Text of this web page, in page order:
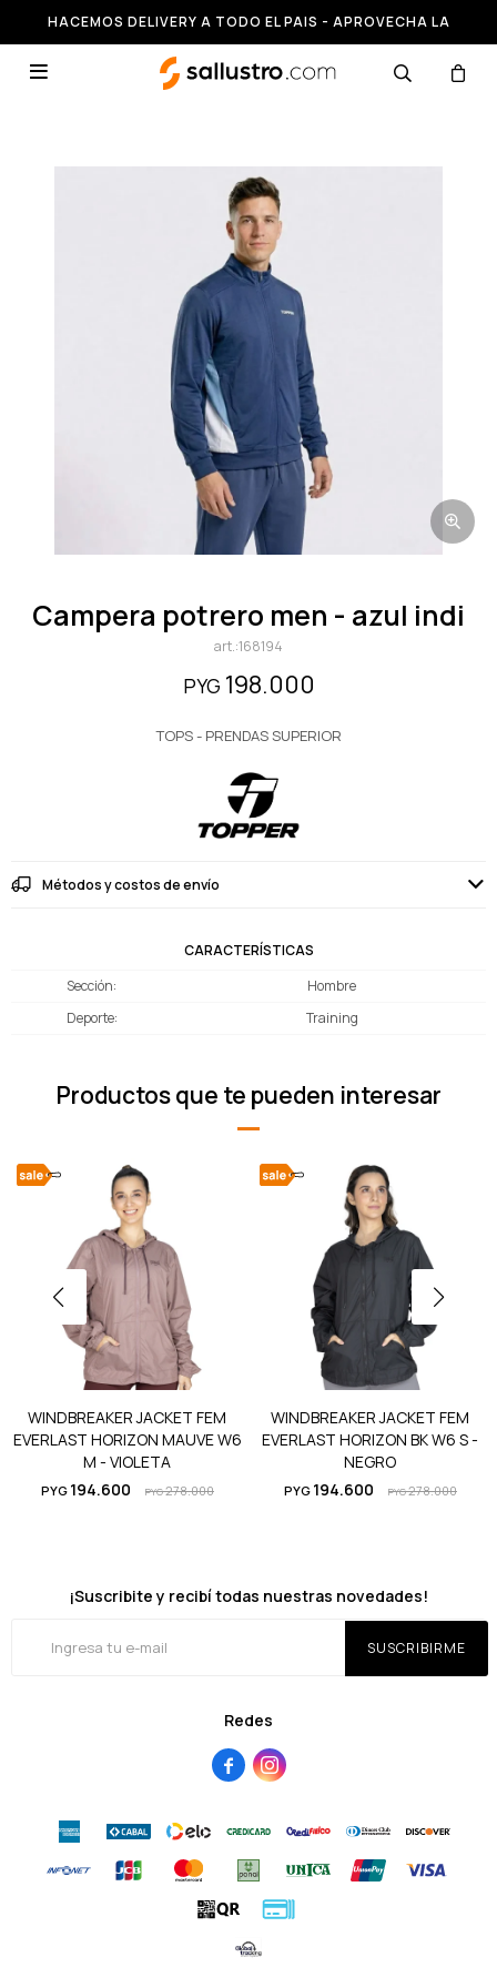
HACEMOS DELIVERY A TODO EL PAIS - APROVECHA LA
RUNNING HASTA 50% OFF

campera potrero men - azul indi
168194
PYG 198.000
TOPS - PRENDAS SUPERIOR
Métodos y costos de envío
CARACTERÍSTICAS
Sección
Hombre
Deporte
Training
Productos que te pueden interesar
WINDBREAKER JACKET FEM
EVERLAST HORIZON MAUVE W6
M - VIOLETA
PYG 194.600 PYG278.000
WINDBREAKER JACKET FEM
EVERLAST HORIZON BK W6 S -
NEGRO
PYG 194.600 PYG278.000
Redes
 
¡Suscribite y recibí todas nuestras novedades!
SUSCRIBIRME